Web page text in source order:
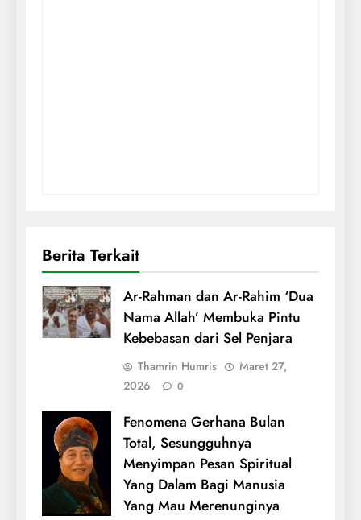
Berita Terkait
Ar-Rahman dan Ar-Rahim ‘Dua
Nama Allah’ Membuka Pintu
Kebebasan dari Sel Penjara
Thamrin Humris
Maret 27,
2026
0
Fenomena Gerhana Bulan
Total, Sesungguhnya
Menyimpan Pesan Spiritual
Yang Dalam Bagi Manusia
Yang Mau Merenunginya